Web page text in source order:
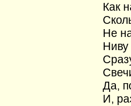
Как
Не
Ниву
Да,
И,